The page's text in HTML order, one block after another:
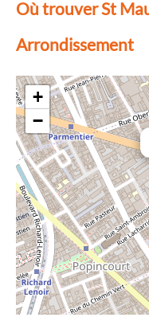
Où trouver St
Arrondissement
+
−